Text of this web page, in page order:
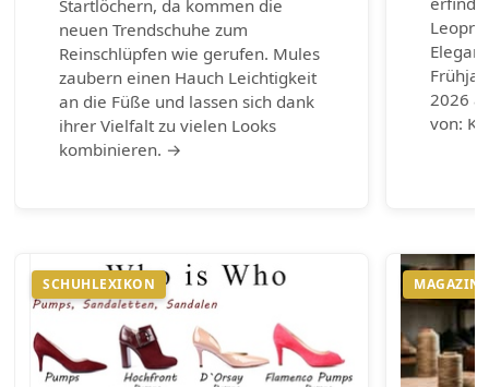
Startlöchern, da kommen die
neuen Trendschuhe zum
Reinschlüpfen wie gerufen. Mules
zaubern einen Hauch Leichtigkeit
an die Füße und lassen sich dank
ihrer Vielfalt zu vielen Looks
kombinieren. →
2026
von:
SCHUHLEXIKON MAGAZIN